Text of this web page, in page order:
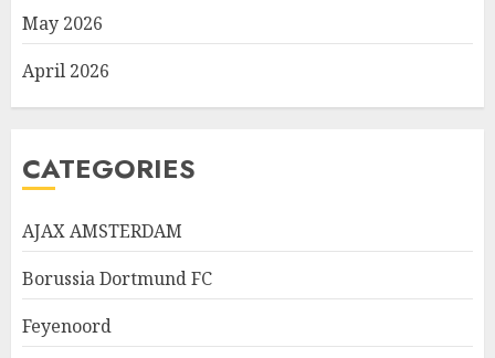
May 2026
April 2026
CATEGORIES
AJAX AMSTERDAM
Borussia Dortmund FC
Feyenoord